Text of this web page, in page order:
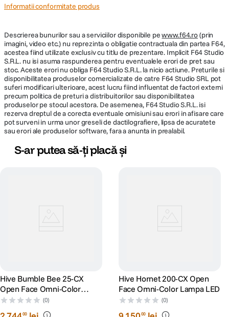
Informatii conformitate produs
Descrierea bunurilor sau a serviciilor disponibile pewww.f64.ro(prin
imagini, video etc.) nu reprezinta o obligatie contractuala din partea F64,
acestea fiind utilizate exclusiv cu titlu de prezentare. Implicit F64 Studio
S.R.L. nu isi asuma raspunderea pentru eventualele erori de pret sau
stoc. Aceste erori nu obliga F64 Studio S.R.L. la nicio actiune. Preturile si
disponibilitatea produselor comercializate de catre F64 Studio SRL pot
suferi modificari ulterioare, acest lucru fiind influentat de factori externi
precum politica de preturi a distribuitorilor sau disponibilitatea
produselor pe stocul acestora. De asemenea, F64 Studio S.R.L. isi
rezerva dreptul de a corecta eventuale omisiuni sau erori in afisare care
pot surveni in urma unor greseli de dactilografiere, lipsa de acuratete
sau erori ale produselor software, fara a anunta in prealabil.
S-ar putea să-ți placă și
Hive Bumble Bee 25-CX
Open Face Omni-Color
Lampa LED (0)
00
Hive Hornet 200-CX Open
Face Omni-Color Lampa LED
(0)
00